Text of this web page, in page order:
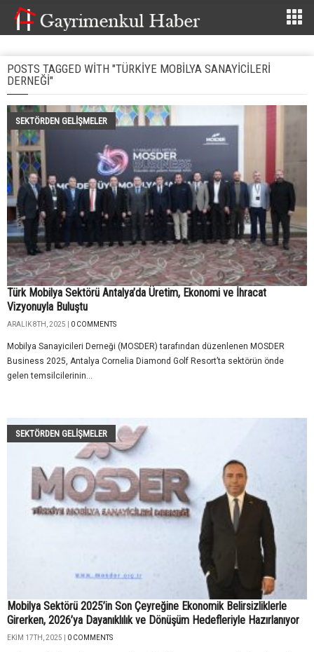
POSTS TAGGED WITH "TÜRKIYE MOBILYA SANAYICILERI
DERNEĞI"
SEKTÖRDEN GELIŞMELER
Türk Mobilya Sektörü Antalya’da Üretim, Ekonomi ve İhracat
Vizyonuyla Buluştu
ARALIK 8TH, 2025 | 0 COMMENTS
Mobilya Sanayicileri Derneği (MOSDER) tarafından düzenlenen MOSDER
Business 2025, Antalya Cornelia Diamond Golf Resort’ta sektörün önde
gelen temsilcilerinin...
SEKTÖRDEN GELIŞMELER
Mobilya Sektörü 2025’in Son Çeyreğine Ekonomik Belirsizliklerle
Girerken, 2026’ya Dayanıklılık ve Dönüşüm Hedefleriyle Hazırlanıyor
EKIM 17TH, 2025 | 0 COMMENTS